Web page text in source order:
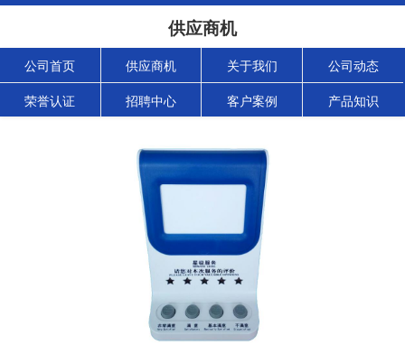
供应商机
公司首页 供应商机 关于我们 公司动态
荣誉认证 招聘中心 客户案例 产品知识